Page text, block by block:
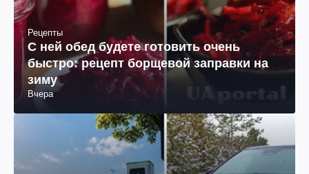
Рецепты
С ней обед будете готовить очень
быстро: рецепт борщевой заправки на
зиму
Вчера